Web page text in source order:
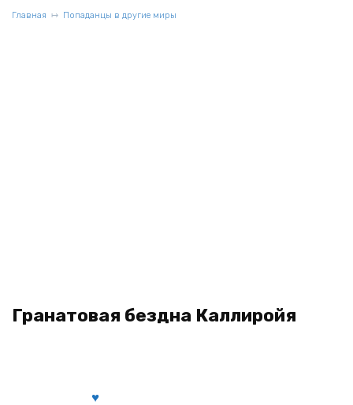
Главная Попаданцы в другие миры
Гранатовая бездна Каллиройя